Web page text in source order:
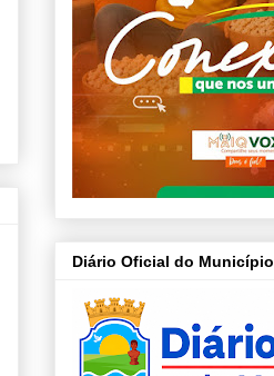
Diário Oficial do Município